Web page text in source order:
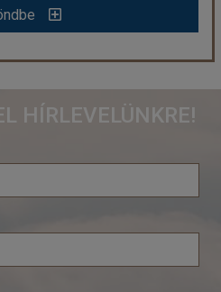
Kenyában
13 éj
HÍRLEVELÜNKRE!